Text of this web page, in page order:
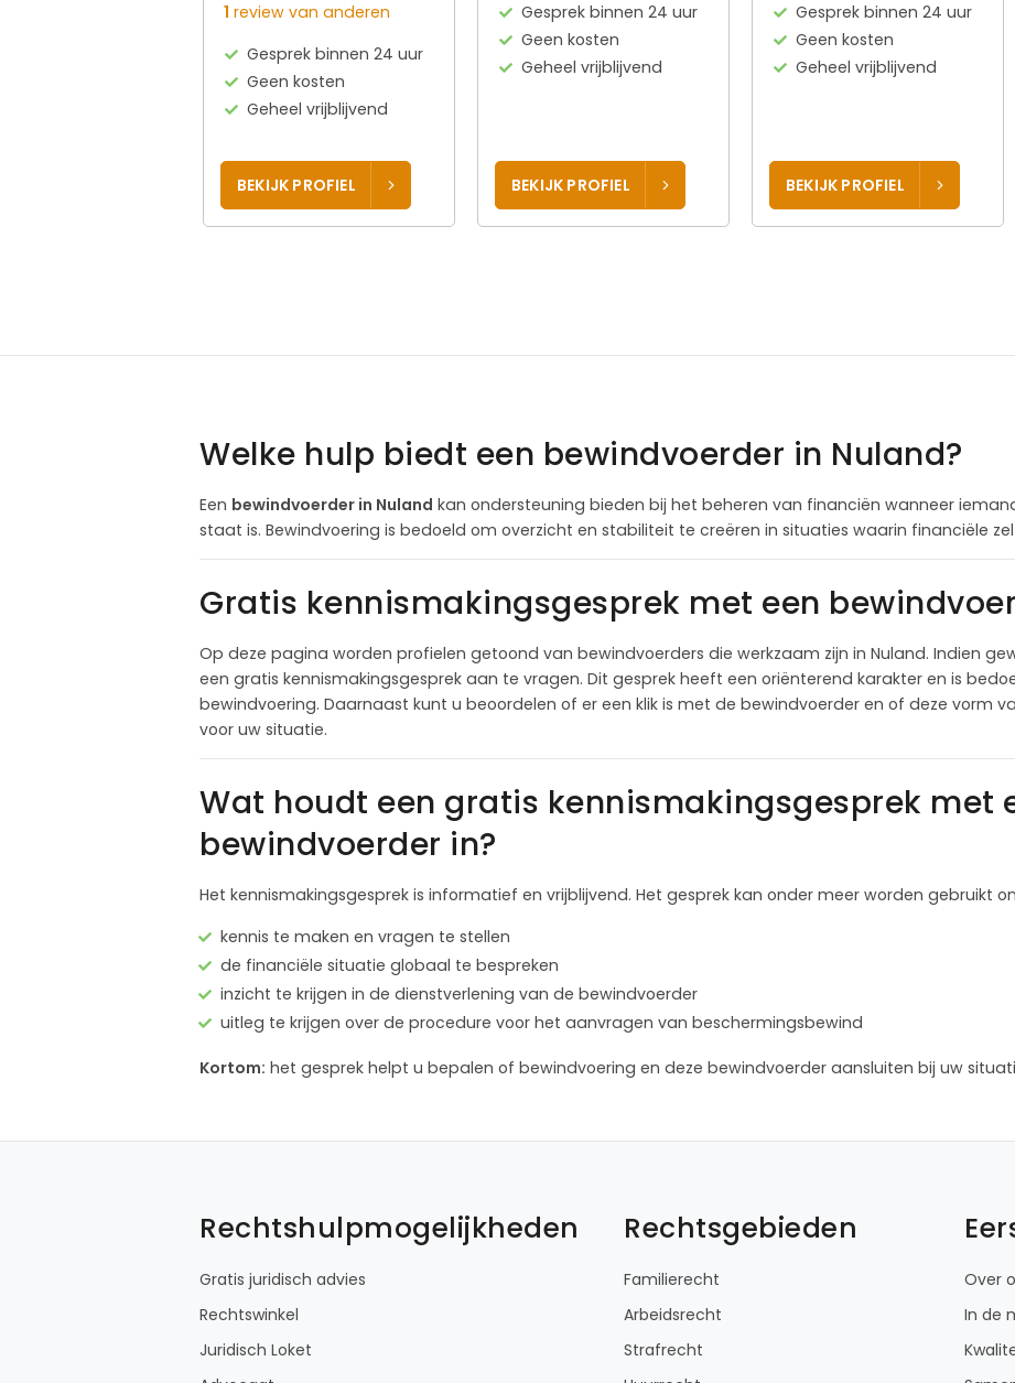
1 review van anderen
Gesprek binnen 24 uur
Geen kosten
Geheel vrijblijvend
BEKIJK PROFIEL
Gesprek binnen 24 uur
Geen kosten
Geheel vrijblijvend
BEKIJK PROFIEL
Gesprek binnen 24 uur
Geen kosten
Geheel vrijblijvend
BEKIJK PROFIEL
Welke hulp biedt een bewindvoerder in Nuland?
Een bewindvoerder in Nuland kan ondersteuning bieden bij het beheren van financiën wanneer
staat is. Bewindvoering is bedoeld om overzicht en stabiliteit te creëren in situaties waarin financiële
Gratis kennismakingsgesprek met een
Op deze pagina worden profielen getoond van bewindvoerders die werkzaam zijn in Nuland. Indien
een gratis kennismakingsgesprek aan te vragen. Dit gesprek heeft een oriënterend karakter en is
bewindvoering. Daarnaast kunt u beoordelen of er een klik is met de bewindvoerder en of deze vorm
voor uw situatie.
Wat houdt een gratis kennismakingsgesprek met
bewindvoerder in?
Het kennismakingsgesprek is informatief en vrijblijvend. Het gesprek kan onder meer worden gebruikt
kennis te maken en vragen te stellen
de financiële situatie globaal te bespreken
inzicht te krijgen in de dienstverlening van de bewindvoerder
uitleg te krijgen over de procedure voor het aanvragen van beschermingsbewind
Kortom: het gesprek helpt u bepalen of bewindvoering en deze bewindvoerder aansluiten bij uw
Rechtshulpmogelijkheden
Gratis juridisch advies
Rechtswinkel
Juridisch Loket
Rechtsgebieden
Familierecht
Arbeidsrecht
Strafrecht
Over
In de